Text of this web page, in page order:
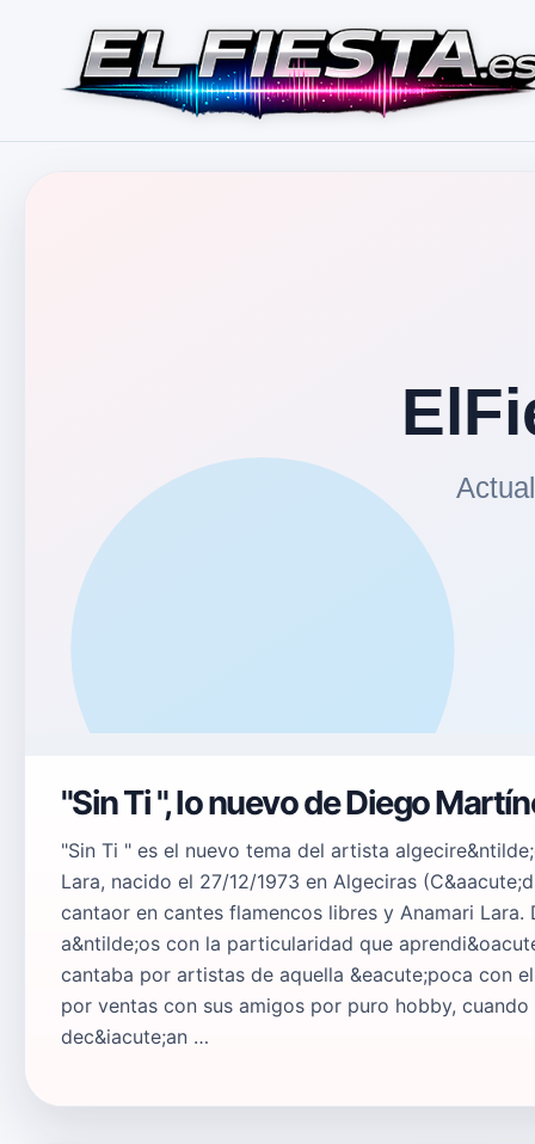
"Sin Ti ", lo nuevo de Diego
"Sin Ti " es el nuevo tema del artista
Lara, nacido el 27/12/1973 en Algeciras
cantaor en cantes flamencos libres y Anamari
a&ntilde;os con la particularidad que
cantaba por artistas de aquella &eacute;poca con
por ventas con sus amigos por puro hobby,
dec&iacute;an …